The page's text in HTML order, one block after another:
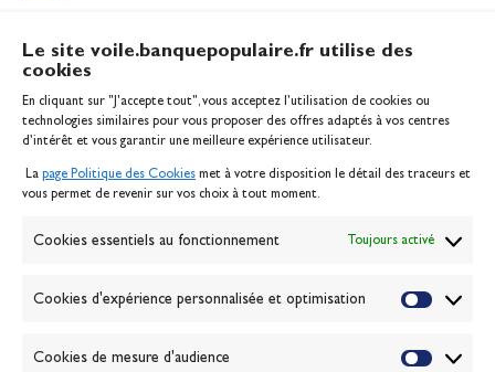
Le site voile.banquepopulaire.fr utilise des
cookies
En cliquant sur "J'accepte tout", vous acceptez l’utilisation de cookies ou
technologies similaires pour vous proposer des offres adaptés à vos centres
d’intérêt et vous garantir une meilleure expérience utilisateur.
La page Politique des Cookies met à votre disposition le détail des traceurs et
vous permet de revenir sur vos choix à tout moment.
Cookies essentiels au fonctionnement Toujours activé
Cookies d'expérience personnalisée et optimisation
Cookies de mesure d'audience
Inscription serveur média
Contact
Politique des cookies
Banque de la voile
Passion Voile TV